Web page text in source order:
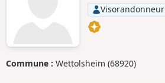
Visorandonneur
Commune : Wettolsheim (68920)